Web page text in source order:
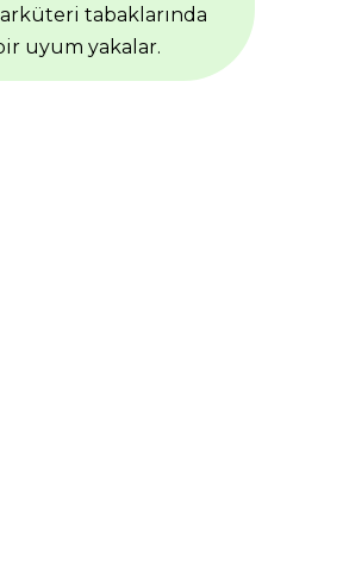
tabaklarında
uyum yakalar.